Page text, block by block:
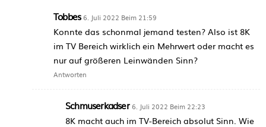
Tobbes 6. Juli 2022 Beim 21:59
Konnte das schonmal jemand testen? Also ist 8K
im TV Bereich wirklich ein Mehrwert oder macht es
nur auf größeren Leinwänden Sinn?
Antworten
Schmuserkadser 6. Juli 2022 Beim 22:23
8K macht auch im TV-Bereich absolut Sinn. Wie